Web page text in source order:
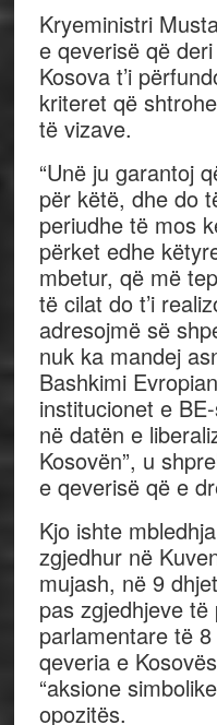
Kryeministri
e qeverisë që
Kosova t’i
kriteret që
të vizave.
“Unë ju garantoj
për këtë, dhe do
periudhe të mos
përket edhe
mbetur, që më
të cilat do t’i
adresojmë së
nuk ka mandej
Bashkimi
institucionet e
në datën e
Kosovën”, u
e qeverisë që e
Kjo ishte
zgjedhur në
mujash, në 9
pas zgjedhjeve
parlamentare të
qeveria e
“aksione
opozitës.